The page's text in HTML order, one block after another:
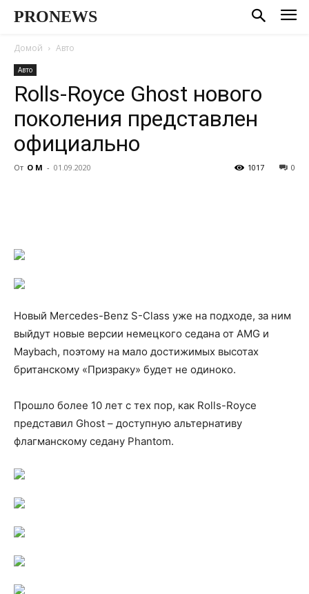
PRONEWS
Домой Авто
Авто
Rolls-Royce Ghost нового
поколения представлен
официально
От О М - 01.09.2020 0
1017
Новый Mercedes-Benz S-Class уже на подходе, за ним
выйдут новые версии немецкого седана от AMG и
Maybach, поэтому на мало достижимых высотах
британскому «Призраку» будет не одиноко.
Прошло более 10 лет с тех пор, как Rolls-Royce
представил Ghost – доступную альтернативу
флагманскому седану Phantom.